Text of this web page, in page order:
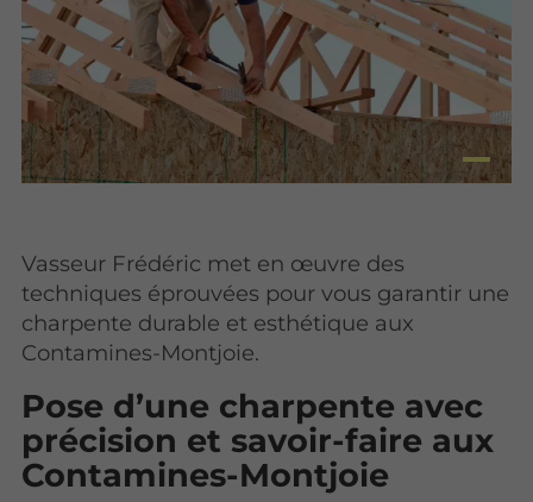
Vasseur Frédéric met en œuvre des
techniques éprouvées pour vous garantir une
charpente durable et esthétique aux
Contamines-Montjoie.
Pose d’une charpente avec
précision et savoir-faire aux
Contamines-Montjoie